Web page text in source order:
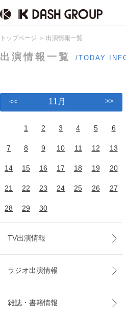
トップページ 出演情報一覧
出演情報一覧 /TODAY
<< 11月 >>
1 2 3 4 5 6
7 8 9 10 11 12 13
14 15 16 17 18 19 20
21 22 23 24 25 26 27
28 29 30
TV出演情報
ラジオ出演情報
雑誌・書籍情報